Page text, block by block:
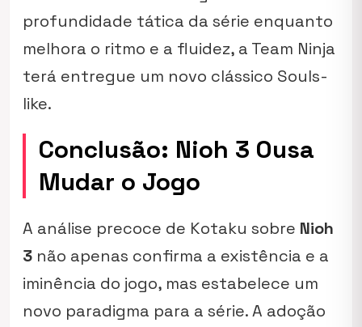
profundidade tática da série enquanto
melhora o ritmo e a fluidez, a Team Ninja
terá entregue um novo clássico Souls-
like.
Conclusão: Nioh 3 Ousa
Mudar o Jogo
A análise precoce de Kotaku sobre Nioh
3 não apenas confirma a existência e a
iminência do jogo, mas estabelece um
novo paradigma para a série. A adoção